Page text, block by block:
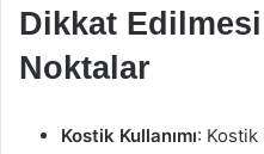
Dikkat
Noktalar
Kostik Kullanımı: